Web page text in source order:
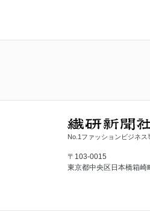
No.1ファッションビジネス
〒103-0015
東京都中央区日本橋箱